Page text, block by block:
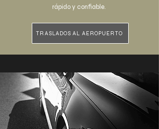
rápido y confiable.
TRASLADOS AL AEROPUERTO